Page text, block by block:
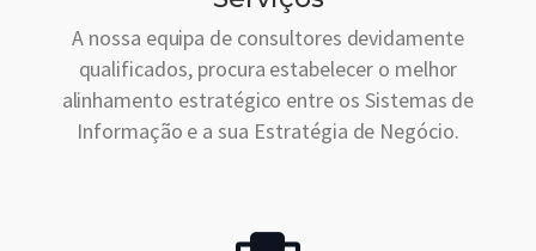
A nossa equipa de consultores devidamente
qualificados, procura estabelecer o melhor
alinhamento estratégico entre os Sistemas de
Informação e a sua Estratégia de Negócio.